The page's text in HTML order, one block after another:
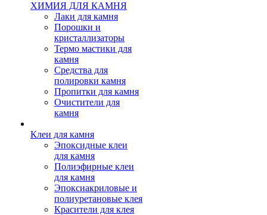
ХИМИЯ ДЛЯ КАМНЯ
Лаки для камня
Порошки и
кристаллизаторы
Термо мастики для
камня
Средства для
полировки камня
Пропитки для камня
Очистители для
камня
Клеи для камня
Эпоксидные клеи
для камня
Полиэфирные клеи
для камня
Эпоксиакриловые и
полиуретановые клея
Красители для клея